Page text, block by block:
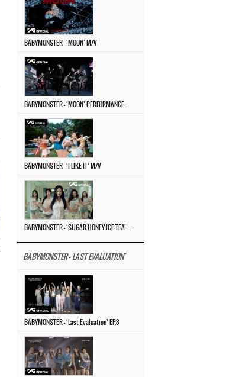
BABYMONSTER – ‘MOON’ M/V
BABYMONSTER – ‘I LIKE IT’ M/V
BABYMONSTER - 'LAST EVALUATION'
BABYMONSTER – ‘Last Evaluation’ EP.8